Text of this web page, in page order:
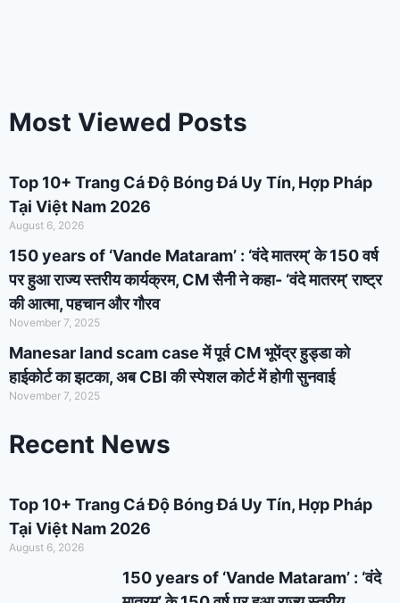
Most Viewed Posts
Top 10+ Trang Cá Độ Bóng Đá Uy Tín, Hợp Pháp
Tại Việt Nam 2026
August 6, 2026
150 years of ‘Vande Mataram’ : ‘वंदे मातरम्’ के 150 वर्ष
पर हुआ राज्य स्तरीय कार्यक्रम, CM सैनी ने कहा- ‘वंदे मातरम्’ राष्ट्र
की आत्मा, पहचान और गौरव
November 7, 2025
Manesar land scam case में पूर्व CM भूपेंद्र हुड्डा को
हाईकोर्ट का झटका, अब CBI की स्पेशल कोर्ट में होगी सुनवाई
November 7, 2025
Recent News
Top 10+ Trang Cá Độ Bóng Đá Uy Tín, Hợp Pháp
Tại Việt Nam 2026
August 6, 2026
150 years of ‘Vande Mataram’ : ‘वंदे